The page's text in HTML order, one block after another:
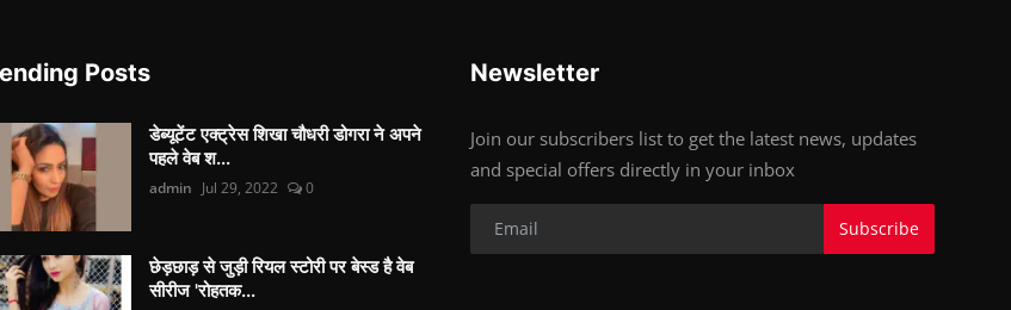
Posts
डेब्यूटेंट एक्ट्रेस शिखा चौधरी डोगरा ने अपने
पहले वेब श...
admin Jul 29, 2022 0
छेड़छाड़ से जुड़ी रियल स्टोरी पर बेस्ड है वेब
सीरीज 'रोहतक...
Newsletter
Join our subscribers list to get the latest news, updates
and special offers directly in your inbox
Subscribe